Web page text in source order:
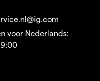
voor Nederlands: